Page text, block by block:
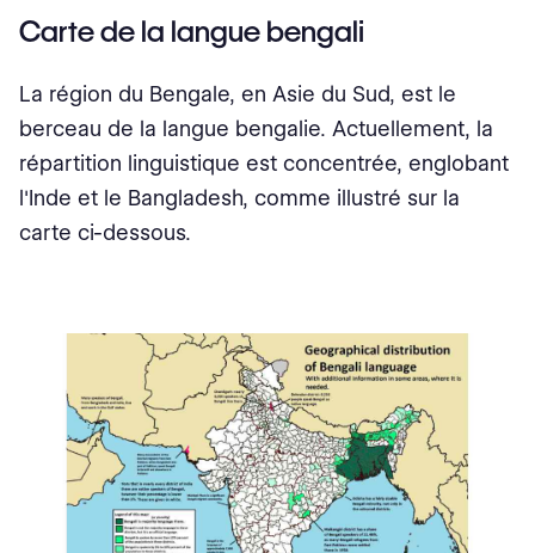
Carte de la langue bengali
La région du Bengale, en Asie du Sud, est le
berceau de la langue bengalie. Actuellement, la
répartition linguistique est concentrée, englobant
l'Inde et le Bangladesh, comme illustré sur la
carte ci-dessous.